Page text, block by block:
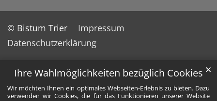
Ihre Wahlmöglichkeiten bezüglich Cookies
Wir möchten Ihnen ein optimales Webseiten-Erlebnis zu bieten. Dazu
verwenden wir Cookies, die für das Funktionieren unserer Website
✕
© Bistum Trier
Impressum
Datenschutzerklärung